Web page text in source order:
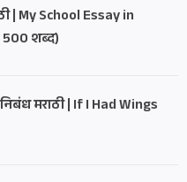
| My School Essay in
शब्द)
मराठी | If I Had Wings